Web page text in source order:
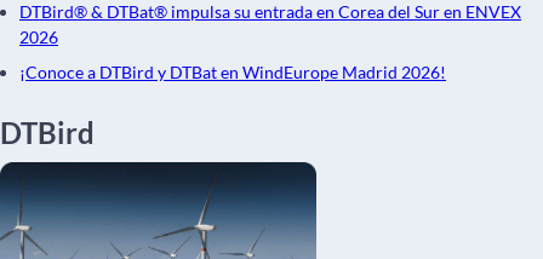
DTBird® & DTBat® impulsa su entrada en Corea del Sur en ENVEX
2026
¡Conoce a DTBird y DTBat en WindEurope Madrid 2026!
DTBird